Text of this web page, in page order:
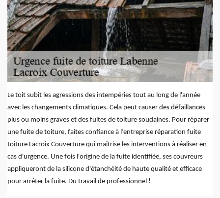
Le toit subit les agressions des intempéries tout au long de l'année
avec les changements climatiques. Cela peut causer des défaillances
plus ou moins graves et des fuites de toiture soudaines. Pour réparer
une fuite de toiture, faites confiance à l’entreprise réparation fuite
toiture Lacroix Couverture qui maîtrise les interventions à réaliser en
cas d'urgence. Une fois l'origine de la fuite identifiée, ses couvreurs
appliqueront de la silicone d'étanchéité de haute qualité et efficace
pour arrêter la fuite. Du travail de professionnel !